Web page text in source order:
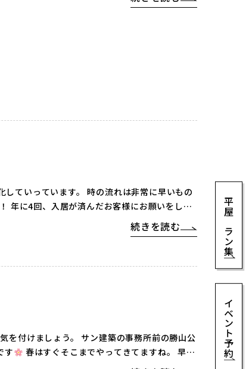
平屋プラン集
イベント予約
していっています。 時の流れは非常に早いもの
続きを読む
ン建築の事務所前の勝山公
す